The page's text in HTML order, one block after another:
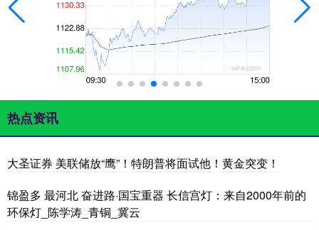
热点资讯
大圣证券 美联储放“鹰”！特朗普将面试他！黄金突变！
锦盈多 最河北 奋进路·国宝重器 长信宫灯：来自2000年前的
环保灯_陈学涛_青铜_冀云